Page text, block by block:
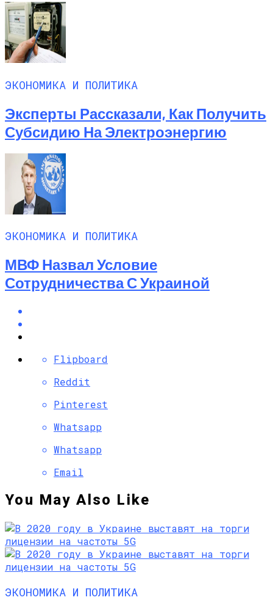
ЭКОНОМИКА И ПОЛИТИКА
Эксперты Рассказали, Как Получить
Субсидию На Электроэнергию
ЭКОНОМИКА И ПОЛИТИКА
МВФ Назвал Условие
Сотрудничества С Украиной
Flipboard
Reddit
Pinterest
Whatsapp
Whatsapp
Email
You May Also Like
ЭКОНОМИКА И ПОЛИТИКА